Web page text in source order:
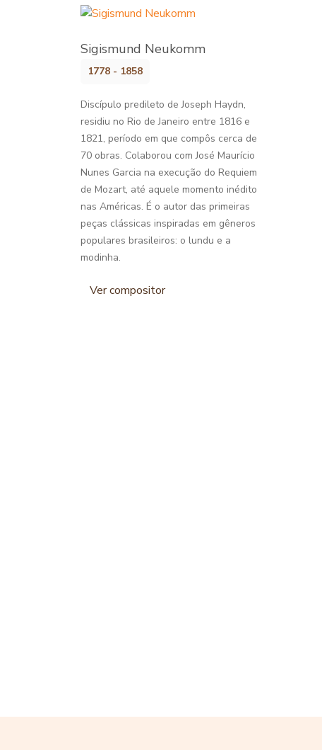
Sigismund Neukomm
1778 - 1858
Discípulo predileto de Joseph Haydn,
residiu no Rio de Janeiro entre 1816 e
1821, período em que compôs cerca de
70 obras. Colaborou com José Maurício
Nunes Garcia na execução do Requiem
de Mozart, até aquele momento inédito
nas Américas. É o autor das primeiras
peças clássicas inspiradas em gêneros
populares brasileiros: o lundu e a
modinha.
Ver compositor